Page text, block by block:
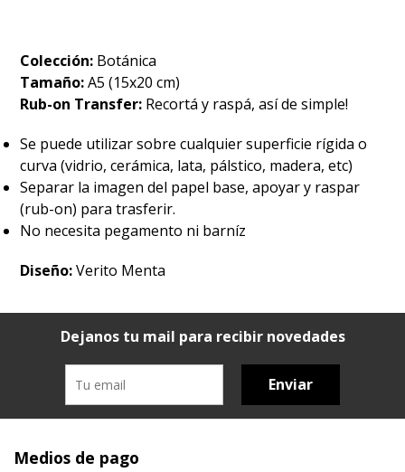
Colección: Botánica
Tamaño:A5 (15x20 cm)
Rub-on Transfer: Recortá y raspá, así de simple!
Se puede utilizar sobre cualquier superficie rígida o
curva (vidrio, cerámica, lata, pálstico, madera, etc)
Separar la imagen del papel base, apoyar y raspar
(rub-on) para trasferir.
No necesita pegamento ni barníz
Diseño:Verito Menta
Dejanos tu mail para recibir novedades
Enviar
Medios de pago